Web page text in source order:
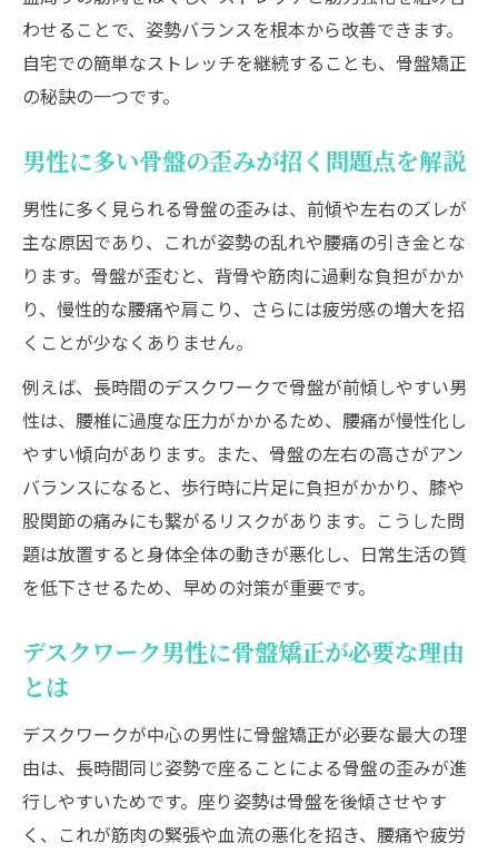
歪みが原因の男性特有の不調を骨盤矯正で
解消
骨盤矯正で男性が得られる主な効果を詳し
歪みのサインを見逃さない骨盤矯正のポイ
ント
男性が骨盤矯正で感じる身体の変化を解説
自宅実践で骨盤矯正がもたらす男性の変化
自宅で始める男性向け骨盤矯正のメリット
骨盤矯正で仕事や趣味が快適になる理由
男性が実感する骨盤矯正の継続的な効果と
は
自宅骨盤矯正で生活習慣を見直すきっかけ
に
骨盤矯正を毎日続けるコツと注意点
骨盤の歪みをセルフチェックしたい方に
ク方法
セルフチェックで骨盤矯正の必要性を判断
骨盤矯正が必要な男性に見られる特徴を解
説
定期的な骨盤矯正セルフチェックの重要性
わせることで、姿勢バランスを根本から改善できます。
自宅での簡単なストレッチを継続することも、骨盤矯正
の秘訣の一つです。
男性に多い骨盤の歪みが招く問題点を解説
男性に多く見られる骨盤の歪みは、前傾や左右のズレが
主な原因であり、これが姿勢の乱れや腰痛の引き金とな
ります。骨盤が歪むと、背骨や筋肉に過剰な負担がかか
り、慢性的な腰痛や肩こり、さらには疲労感の増大を招
くことが少なくありません。
例えば、長時間のデスクワークで骨盤が前傾しやすい男
性は、腰椎に過度な圧力がかかるため、腰痛が慢性化し
やすい傾向があります。また、骨盤の左右の高さがアン
バランスになると、歩行時に片足に負担がかかり、膝や
股関節の痛みにも繋がるリスクがあります。こうした問
題は放置すると身体全体の動きが悪化し、日常生活の質
を低下させるため、早めの対策が重要です。
デスクワーク男性に骨盤矯正が必要な理由
とは
デスクワークが中心の男性に骨盤矯正が必要な最大の理
由は、長時間同じ姿勢で座ることによる骨盤の歪みが進
行しやすいためです。座り姿勢は骨盤を後傾させやす
く、これが筋肉の緊張や血流の悪化を招き、腰痛や疲労